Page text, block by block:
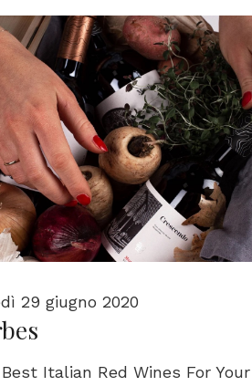
29 giugno 2020
Italian Red Wines For Your